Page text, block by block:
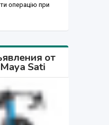
операцію при
от
Sati